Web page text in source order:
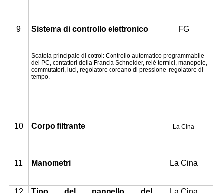
9 Sistema di controllo elettronico FG
Scatola principale di cotrol: Controllo automatico programmabile
del PC, contattori della Francia Schneider, relè termici, manopole,
commutatori, luci, regolatore coreano di pressione, regolatore di
tempo.
10 Corpo filtrante La Cina
11 Manometri La Cina